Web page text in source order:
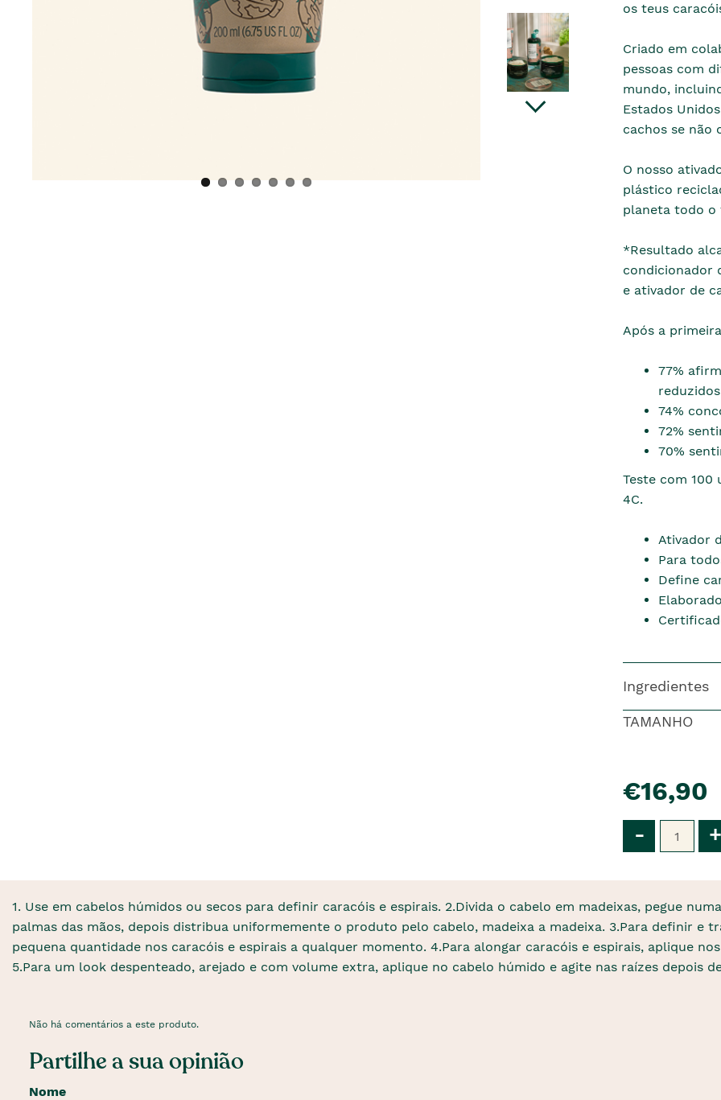
os teus
Criado em
pessoas com
mundo,
Estados
cachos se não
O nosso
plástico
planeta todo o
*Resultado
condicionador
e ativador de
Após a
77%
reduzidos
74%
72%
70%
Teste com 100
4C.
Ativador
Para
Define
Ingredientes
TAMANHO
€16,90
- +
1. Use em cabelos húmidos ou secos para definir caracóis e espirais. 2.Divida o cabelo em madeixas, pegue
palmas das mãos, depois distribua uniformemente o produto pelo cabelo, madeixa a madeixa. 3.Para definir e
pequena quantidade nos caracóis e espirais a qualquer momento. 4.Para alongar caracóis e espirais, aplique
5.Para um look despenteado, arejado e com volume extra, aplique no cabelo húmido e agite nas raízes depois
Não há comentários a este produto.
Partilhe a sua opinião
Nome